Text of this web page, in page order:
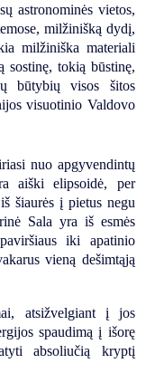
astronominės vietos,
milžinišką dydį,
milžiniška materiali
sostinę, tokią būstinę,
būtybių visos šitos
visuotinio Valdovo
nuo apgyvendintų
aiški elipsoidė, per
šiaurės į pietus negu
Sala yra iš esmės
iki apatinio
vieną dešimtąją
atsižvelgiant į jos
spaudimą į išorę
absoliučią kryptį